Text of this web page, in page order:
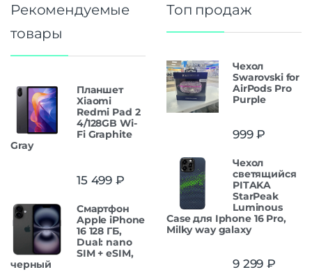
Рекомендуемые
товары
Планшет
Xiaomi
Redmi Pad 2
4/128GB Wi-
Fi Graphite
Gray
15 499 ₽
Смартфон
Apple iPhone
16 128 ГБ,
Dual: nano
SIM + eSIM,
черный
Топ продаж
Чехол
Swarovski for
AirPods Pro
Purple
999₽
Чехол
светящийся
PITAKA
StarPeak
Luminous
Case для Iphone 16 Pro,
Milky way galaxy
9 299 ₽